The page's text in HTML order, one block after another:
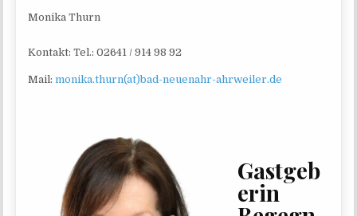
Moni­ka Thurn
Kon­takt: Tel.: 02641 / 914 98 92
Mail:monika.thurn(at)bad-neuenahr-ahrweiler.de
Gastgeb
erin